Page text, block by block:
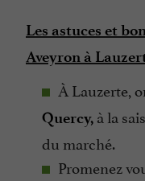
Les astuces et
Aveyron à
À Lauzerte,
Quercy, à la
du marché.
Promenez